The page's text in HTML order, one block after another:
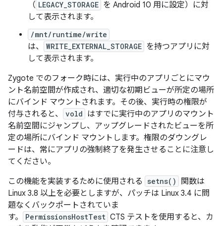
（ LEGACY_STORAGE を Android 10 用に設定）に対
して表示されます。
/mnt/runtime/write
は、 WRITE_EXTERNAL_STORAGE を持つアプリに対
して表示されます。
Zygote でのフォーク時には、実行中のアプリごとにマウ
ント名前空間が作成され、適切な初期ビューが所定の場所
にバインド マウントされます。その後、実行時の権限が
付与されると、
vold はすでに実行中のアプリのマウント
名前空間にジャンプし、アップグレードされたビューを所
定の場所にバインド マウントします。権限のダウングレ
ードは、常にアプリの強制終了を発生させることに注意し
てください。
この機能を実装するために使用される
setns()
関数は
Linux 3.8 以上を必要としますが、パッチは Linux 3.4 に問
題なくバックポートされていま
す。
PermissionsHostTest CTS テストを使用すると、カ